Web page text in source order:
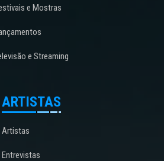
e Mostras
e Streaming
ARTISTAS
Artistas
Entrevistas